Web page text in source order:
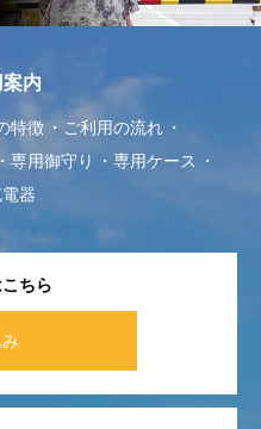
案内
特徴
ご利用の流れ
専用御守り
専用ケース
器
ちら